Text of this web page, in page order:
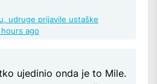
udruge prijavile ustaške
hours ago
ujedinio onda je to Mile.